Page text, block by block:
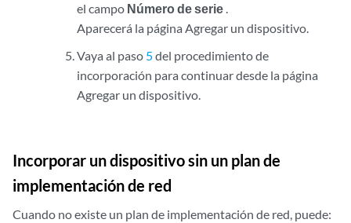
el campo Número de serie .
Aparecerá la página Agregar un dispositivo.
Vaya al paso 5del procedimiento de
incorporación para continuar desde la página
Agregar un dispositivo.
Incorporar un dispositivo sin un plan de
implementación de red
Cuando no existe un plan de implementación de red, puede: